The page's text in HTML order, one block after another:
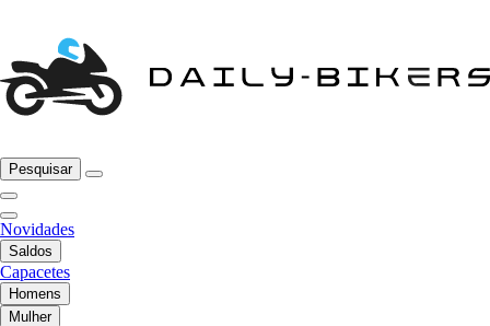
Pesquisar
Novidades
Saldos
Capacetes
Homens
Mulher